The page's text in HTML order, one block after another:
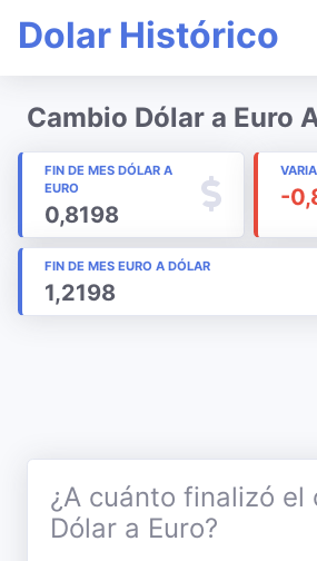
Dolar Histórico
Cambio Dólar a Euro
FIN DE MES DÓLAR A
EURO
0,8198
-
FIN DE MES EURO A DÓLAR
1,2198
¿A cuánto finalizó el
Dólar a Euro?